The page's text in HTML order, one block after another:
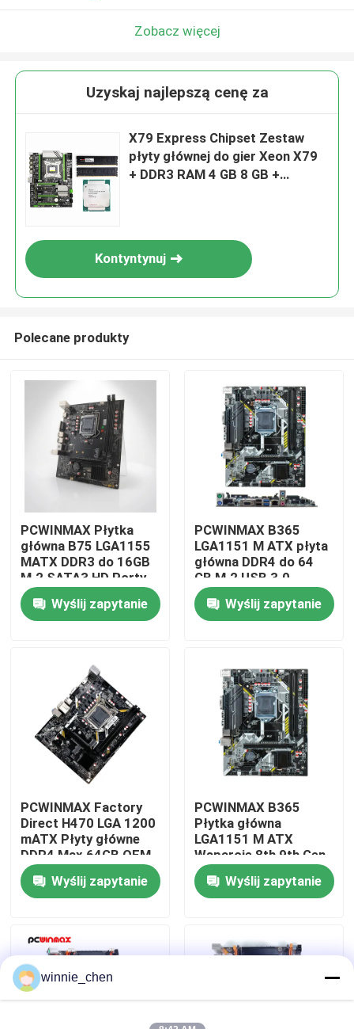
Dom
Produkty
O nas
Wycieczka po fabryce
Kontrola jakości
Skontaktuj się z nami
Karty graficzne do gier
Górnicza karta graficzna
Zobacz więcej
Uzyskaj najlepszą cenę za
X79 Express Chipset Zestaw
płyty głównej do gier Xeon X79
+ DDR3 RAM 4 GB 8 GB +
Kontyntynuj
Polecane produkty
PCWINMAX Płytka
główna B75 LGA1155
MATX DDR3 do 16GB
M.2 SATA3 HD Porty
VGA Płytka
stacjonarna dla
komputerów
Wyślij zapytanie
PCWINMAX B365
LGA1151 M ATX płyta
główna DDR4 do 64
GB M.2 USB 3.0
obsługa procesorów
8. 9. generacji OEM
hurtownia
Wyślij zapytanie
PCWINMAX Factory
Direct H470 LGA 1200
mATX Płyty główne
DDR4 Max 64GB OEM
ODM Wsparcie 10th
11th Gen CPU
Wholesale
Wyślij zapytanie
PCWINMAX B365
Płytka główna
LGA1151 M ATX
Wsparcie 8th 9th Gen
CPU DDR4 do 64GB
M.2 USB 3.0 Płytka
główna OEM
Wyślij zapytanie
winnie_chen